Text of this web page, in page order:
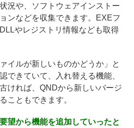
況や、ソフトウェアインストー
ンなどを収集できます。EXEフ
やレジストリ情報なども取得
イルが新しいものかどうか」と
できていて、入れ替える機能、
ければ、QNDから新しいバージ
こともできます。
望から機能を追加していったと